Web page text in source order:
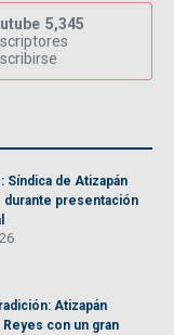
5,345
Síndica de Atizapán
durante presentación
Atizapán
con un gran